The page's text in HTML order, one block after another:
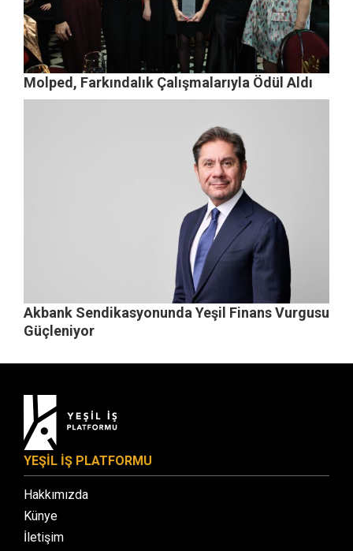
Molped, Farkındalık Çalışmalarıyla Ödül Aldı
Akbank Sendikasyonunda Yeşil Finans Vurgusu
Güçleniyor
YEŞİL İŞ PLATFORMU
Hakkımızda
Künye
İletişim